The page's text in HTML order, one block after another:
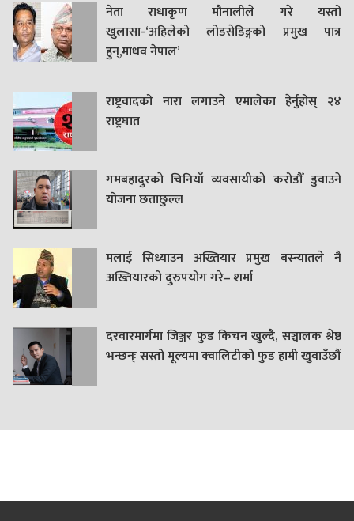
नेता राधाकृण मौनालीले गरे यस्तो
खुलासा-‘अहिलेको लोडसेडिङ्गको प्रमुख पात्र
हुन्,माधव नेपाल’
राष्ट्रवादको नारा लगाउने एमालेका हेर्नुहोस् २४
राष्ट्रघात
गमबहादुरकाे चिनियाँ व्यवसायीको करोडौँ डुवाउने
याेजना छताछुल्ल
मलाई सिध्याउन अख्तियार प्रमुख बस्न्यातले नै
अख्तियारको दुरुपयोग गरे– शर्मा
दरवारमार्गमा जिञ्जर फुड किचन खुल्दै, सञ्चालक श्रेष्ठ
भन्छन्ः सस्तो मूल्यमा क्वालिटीको फुड हामी खुवाउँछौं